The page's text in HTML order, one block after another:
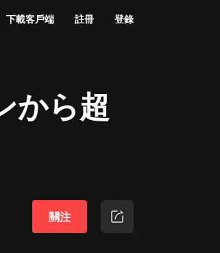
下載客戶端 註冊 登錄
から超
關注